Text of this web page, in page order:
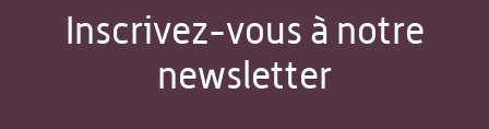
Inscrivez-vous à notre
newsletter